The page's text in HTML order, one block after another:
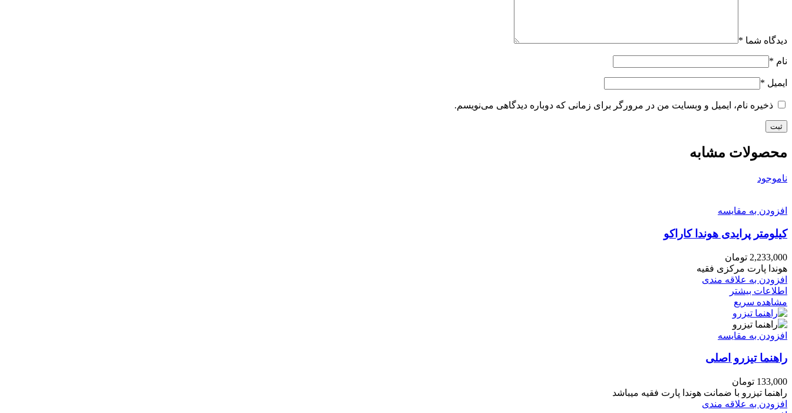
دیدگاه شما *
نام *
ایمیل *
ذخیره نام، ایمیل و وبسایت من در مرورگر برای زمانی که دوباره دیدگاهی می‌نویسم.
محصولات مشابه
ناموجود
افزودن به مقایسه
کیلومتر پرایدی هوندا کاراکو
2,233,000 تومان
هوندا پارت مرکزی فقیه
افزودن به علاقه مندی
اطلاعات بیشتر
مشاهده سریع
افزودن به مقایسه
راهنما تیزرو اصلی
133,000 تومان
راهنما تیزرو با ضمانت هوندا پارت فقیه میباشد
افزودن به علاقه مندی